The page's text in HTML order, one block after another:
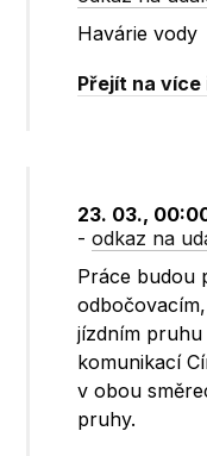
Havárie vody
Přejít na
23. 03.,
-odkaz na
Práce budou
jízdním
komunikací
v obou
pruhy.